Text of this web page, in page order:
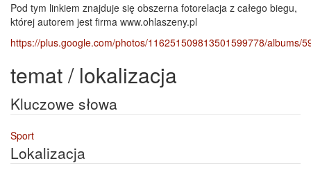
Pod tym linkiem znajduje się obszerna fotorelacja z całego biegu,
której autorem jest firma www.ohlaszeny.pl
https://plus.google.com/photos/116251509813501599778/albums/
temat / lokalizacja
Kluczowe słowa
Sport
Lokalizacja